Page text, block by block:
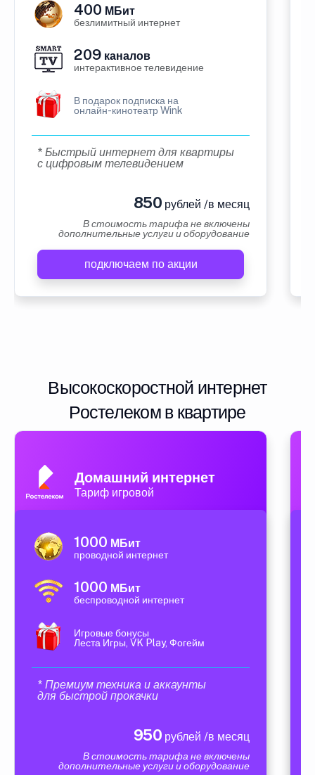
400 МБит
безлимитный интернет
209 каналов
интерактивное телевидение
В подарок подписка на
онлайн-кинотеатр Wink
* Быстрый интернет для квартиры
с цифровым телевидением
850 рублей /в месяц
В стоимость тарифа не включены
дополнительные услуги и оборудование
подключаем по акции
Высокоскоростной интернет
Ростелеком в квартире
Домашний интернет
Тариф игровой
1000 МБит
проводной интернет
1000 МБит
беспроводной интернет
Игровые бонусы
Леста Игры, VK Play, Фогейм
* Премиум техника и аккаунты
для быстрой прокачки
950 рублей /в месяц
В стоимость тарифа не включены
дополнительные услуги и оборудование